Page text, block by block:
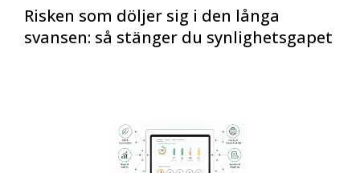
Risken som döljer sig i den långa
svansen: så stänger du synlighetsgapet